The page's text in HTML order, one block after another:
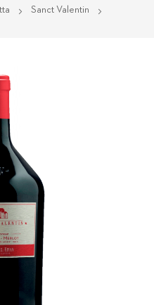
Sanct Valentin